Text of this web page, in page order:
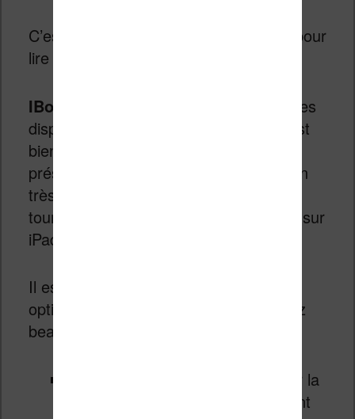
C’est cette application que j’ai utilisée pour
lire 90 % du temps.
IBooks
affiche les couvertures des livres
disponibles sur des étagères. Mais il est
bien sur possible de changer cette
présentation. La lecture se fait de façon
très intuitive et c’est un vrai plaisir de
tourner les pages d’un livre numérique sur
iPad.
Il est aussi possible de régler quelques
options très importantes si vous utilisez
beaucoup votre iPad pour la lecture :
: on peut diminuer la
luminosité de l’écran suffisamment